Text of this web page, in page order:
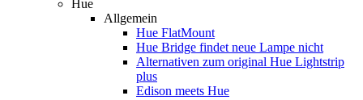
Hue
Allgemein
Hue FlatMount
Hue Bridge findet neue Lampe nicht
Alternativen zum original Hue Lightstrip
plus
Edison meets Hue